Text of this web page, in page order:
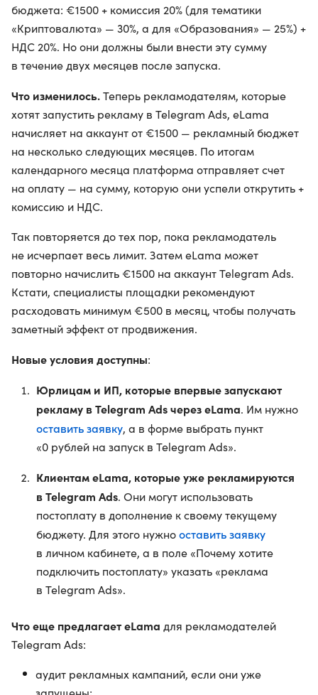
бюджета: €1500 + комиссия 20% (для тематики
«Криптовалюта» — 30%, а для «Образования» — 25%) +
НДС 20%. Но они должны были внести эту сумму
в течение двух месяцев после запуска.
Что изменилось.Теперь рекламодателям, которые
хотят запустить рекламу в Telegram Ads, eLama
начисляет на аккаунт от €1500 — рекламный бюджет
на несколько следующих месяцев. По итогам
календарного месяца платформа отправляет счет
на оплату — на сумму, которую они успели открутить +
комиссию и НДС.
Так повторяется до тех пор, пока рекламодатель
не исчерпает весь лимит. Затем eLama может
повторно начислить €1500 на аккаунт Telegram Ads.
Кстати, специалисты площадки рекомендуют
расходовать минимум €500 в месяц, чтобы получать
заметный эффект от продвижения.
Новые условия доступны:
Юрлицам и ИП, которые впервые запускают
рекламу в Telegram Ads через eLama. Им нужно
оставить заявку, а в форме выбрать пункт
«0 рублей на запуск в Telegram Ads».
Клиентам eLama, которые уже рекламируются
в Telegram Ads. Они могут использовать
постоплату в дополнение к своему текущему
бюджету. Для этого нужнооставить заявку
в личном кабинете, а в поле «Почему хотите
подключить постоплату» указать «реклама
в Telegram Ads».
Что еще предлагает eLama для рекламодателей
Telegram Ads:
аудит рекламных кампаний, если они уже